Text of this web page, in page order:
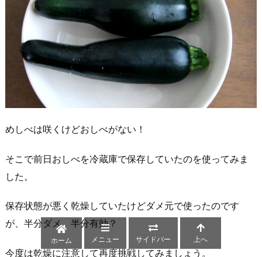
めしべは咲くけどおしべがない！
そこで前日おしべを冷蔵庫で保存していたのを使ってみま
した。
保存状態が悪く乾燥していたけどダメ元で使ったのです
が、半分ダメ、半分有効？
今度は乾燥に注意して再度挑戦してみましょう。
ホーム メニュー サイドバー 上へ